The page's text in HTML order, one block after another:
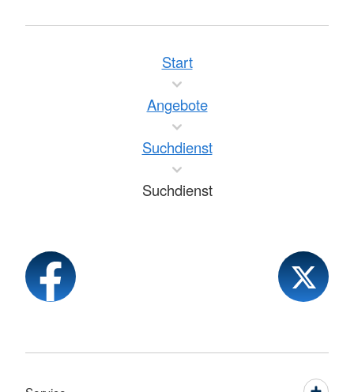
Start
Angebote
Suchdienst
Suchdienst